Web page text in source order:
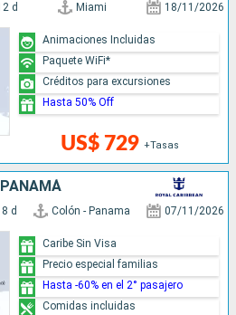
d Miami 18/11/2026
US$ 729 +Tasas
Animaciones Incluidas
Paquete WiFi*
Créditos para excursiones
Hasta 50% Off
8 d Colón - Panama 07/11/2026
Caribe Sin Visa
Precio especial familias
Hasta -60% en el 2° pasajero
Comidas incluidas